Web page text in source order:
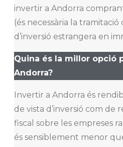
invertir a Andorra
(és necessària la
d’inversió estrangera en
Quina és la millor opció
Andorra?
Invertir a Andorra és
de vista d’inversió com de
fiscal sobre les empreses
és sensiblement menor